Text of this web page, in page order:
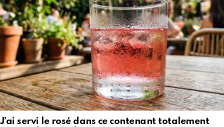
J’ai servi le rosé dans ce contenant totalement